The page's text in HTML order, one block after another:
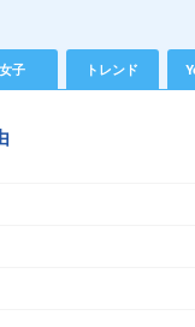
女子 トレンド